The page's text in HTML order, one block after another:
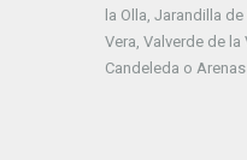
la Olla, Jarandilla
Vera, Valverde de la
Candeleda o